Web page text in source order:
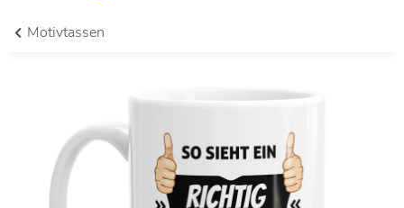
Motivtassen